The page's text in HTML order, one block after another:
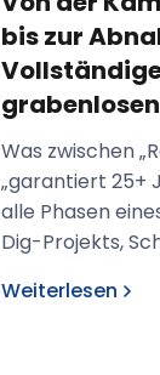
bis zur
Was zwischen
„garantiert 25+
alle Phasen
Dig-Projekts,
Weiterlesen